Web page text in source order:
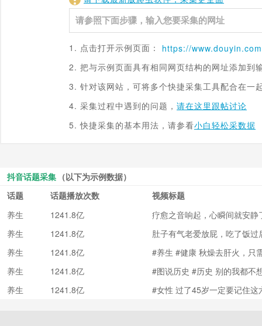
1. 点击打开示例页面： https://www.douyin.com
2. 把与示例页面具有相同网页结构的网址添加到
3. 针对该网站，可将多个快捷采集工具配合在一
4. 采集过程中遇到的问题， 请在这里跟帖讨论
5. 快捷采集的基本用法，请参看小白轻松采数据
抖音话题采集 （以下为示例数据）
话题
话题播放次数
视频标题
养生
1241.8亿
疗愈之音响起，心瞬间就安
焦虑的时候听最有效果！#养
#冥想
养生 1241.8亿
肚子有气老爱放屁，吃了饭
事？#返程防护指南 #养生
养生 1241.8亿
#养生 #健康 秋燥去肝火，只
还能养肝！@抖音小助手
养生 1241.8亿
#图说历史 #历史 别的我都不
他们的#养生 秘诀是什么！！
养生 1241.8亿 #女性 过了45岁一定要记住这